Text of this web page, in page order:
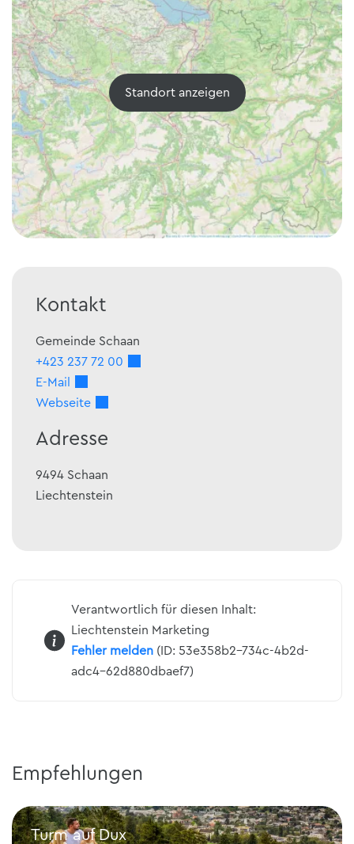
Standort anzeigen
Kontakt
Gemeinde Schaan
+423 237 72 00
E-Mail
Webseite
Adresse
9494 Schaan
Liechtenstein
Verantwortlich für diesen Inhalt:
Liechtenstein Marketing
Fehler melden (ID: 53e358b2-734c-4b2d-
adc4-62d880dbaef7)
Empfehlungen
Turm auf Dux